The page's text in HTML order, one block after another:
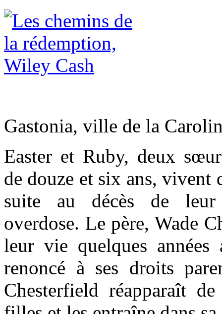
Gastonia, ville de la
Easter et Ruby, deux
de douze et six ans, vivent
suite au décès de leur
overdose. Le père, Wade
leur vie quelques années
renoncé à ses droits
Chesterfield réapparaît